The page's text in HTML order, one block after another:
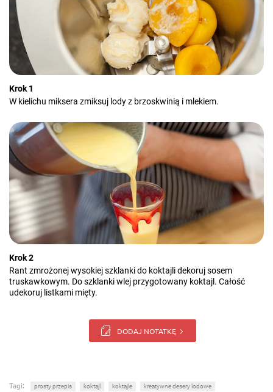
Krok 1
W kielichu miksera zmiksuj lody z brzoskwinią i mlekiem.
Krok 2
Rant zmrożonej wysokiej szklanki do koktajli dekoruj sosem
truskawkowym. Do szklanki wlej przygotowany koktajl. Całość
udekoruj listkami mięty.
DODAJ NOTATKĘ
Tagi: prosty przepis koktajl koktajle
kreatywne desery lodowe